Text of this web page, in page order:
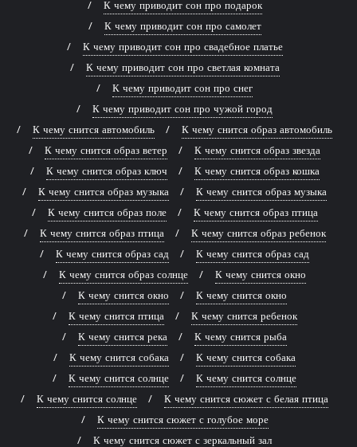
К чему приводит сон про подарок
К чему приводит сон про самолет
К чему приводит сон про свадебное платье
К чему приводит сон про светлая комната
К чему приводит сон про снег
К чему приводит сон про чужой город
К чему снится автомобиль
К чему снится образ автомобиль
К чему снится образ ветер
К чему снится образ звезда
К чему снится образ ключ
К чему снится образ кошка
К чему снится образ музыка
К чему снится образ музыка
К чему снится образ поле
К чему снится образ птица
К чему снится образ птица
К чему снится образ ребенок
К чему снится образ сад
К чему снится образ сад
К чему снится образ солнце
К чему снится окно
К чему снится окно
К чему снится окно
К чему снится птица
К чему снится ребенок
К чему снится река
К чему снится рыба
К чему снится собака
К чему снится собака
К чему снится солнце
К чему снится солнце
К чему снится солнце
К чему снится сюжет с белая птица
К чему снится сюжет с голубое море
К чему снится сюжет с зеркальный зал